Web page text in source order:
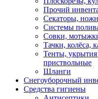
Прочий
Секаторы,
Системы
Совки,
Тачки, колёса,
Тенты, укрытия
приствольные
Шланги
Снегоуборочный
Средства гигиены